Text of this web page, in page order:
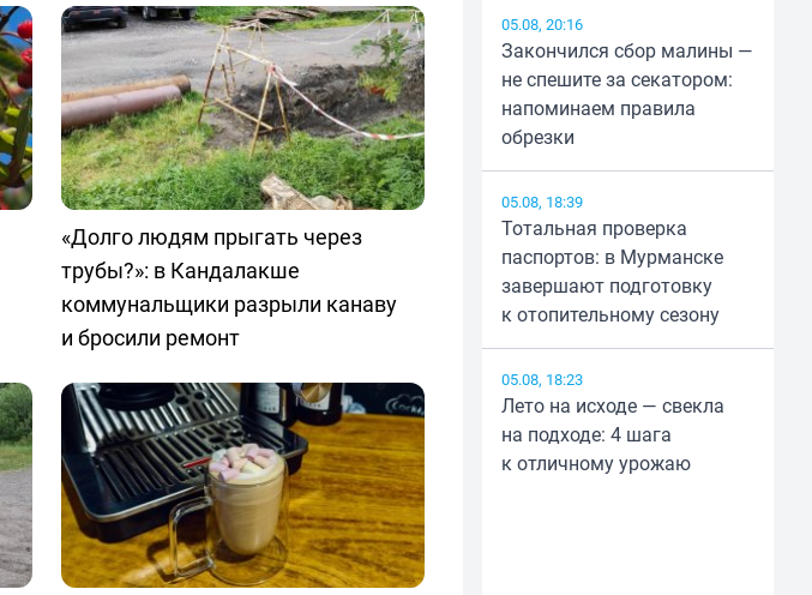
«Долго людям прыгать через
трубы?»: в Кандалакше
коммунальщики разрыли канаву
и бросили ремонт
05.08, 20:16
Закончился сбор малины —
не спешите за секатором:
напоминаем правила
обрезки
05.08, 18:39
Тотальная проверка
паспортов: в Мурманске
завершают подготовку
к отопительному сезону
05.08, 18:23
Лето на исходе — свекла
на подходе: 4 шага
к отличному урожаю